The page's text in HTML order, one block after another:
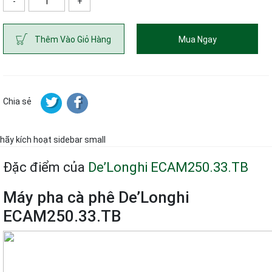
Thêm Vào Giỏ Hàng Mua Ngay
Chia sẻ
hãy kích hoạt sidebar small
Đặc điểm của De’Longhi ECAM250.33.TB
Máy pha cà phê De’Longhi
ECAM250.33.TB